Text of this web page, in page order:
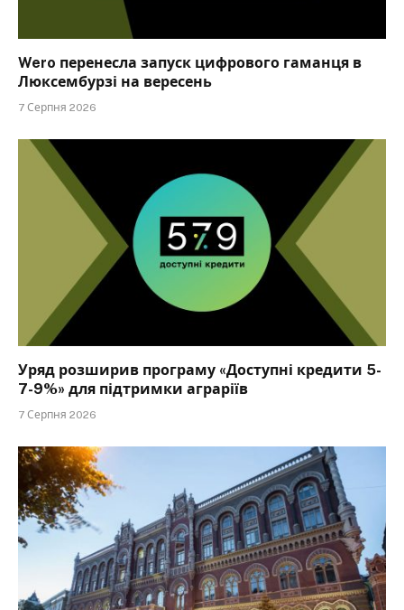
Wero перенесла запуск цифрового гаманця в
Люксембурзі на вересень
7 Серпня 2026
Уряд розширив програму «Доступні кредити 5-
7-9%» для підтримки аграріїв
7 Серпня 2026